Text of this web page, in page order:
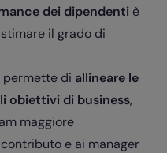
dei dipendenti è
il grado di
permette di allineare le
obiettivi di business,
maggiore
e ai manager